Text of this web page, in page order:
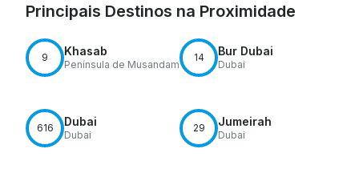
Principais Destinos na Proximidade
9 Khasab
Península de Musandam
14 Bur Dubai
Dubai
616 Dubai
Dubai
29 Jumeirah
Dubai